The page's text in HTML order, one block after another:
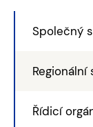
Společný
Řídicí